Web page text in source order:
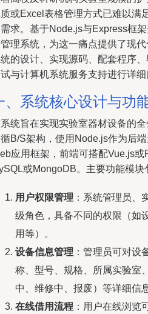
或Excel表格管理方式已难以满
求。基于Node.js与Express框
理系统，为这一痛点提供了现
的设计、实现源码、配套程序
与计算机系统服务支持进行详细
、系统核心设计与功
统旨在实现实验室器材设备的
B/S架构，使用Node.js作为后
应用框架，前端可搭配Vue.js
或MongoDB。主要功能模块
用户权限管理 ：系统管理员、
级角色，具备不同的权限（如
用等）。
设备信息管理 ：管理员可对设
称、型号、规格、所属实验室
中、维修中、报废）等详细信息
在线借用流程 ：用户在线浏览